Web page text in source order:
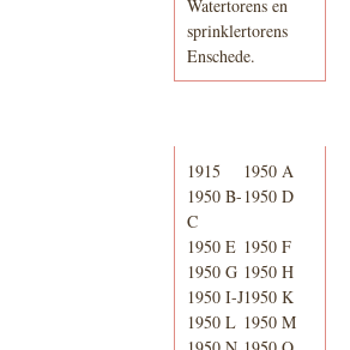
Watertorens en
sprinklertorens
Enschede.
1915
1950 A
1950 B-
C
1950 D
1950 E 1950 F
1950 G 1950 H
1950 I-J1950 K
1950 L 1950 M